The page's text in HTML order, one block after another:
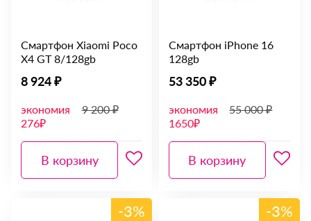
Смартфон Xiaomi Poco
X4 GT 8/128gb
8 924 ₽
экономия
276₽
9 200 ₽
В корзину
Смартфон iPhone 16
128gb
53 350 ₽
экономия
1650₽
55 000 ₽
В корзину
-3% -3%